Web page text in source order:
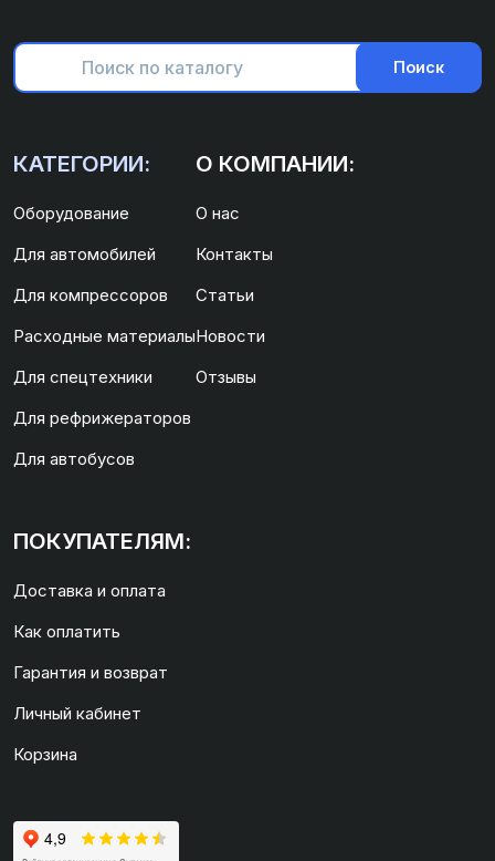
Поиск
КАТЕГОРИИ:
Оборудование
Для автомобилей
Для компрессоров
Расходные материалы
Для спецтехники
Для рефрижераторов
Для автобусов
О КОМПАНИИ:
О нас
Контакты
Статьи
Новости
Отзывы
ПОКУПАТЕЛЯМ:
Доставка и оплата
Как оплатить
Гарантия и возврат
Личный кабинет
Корзина